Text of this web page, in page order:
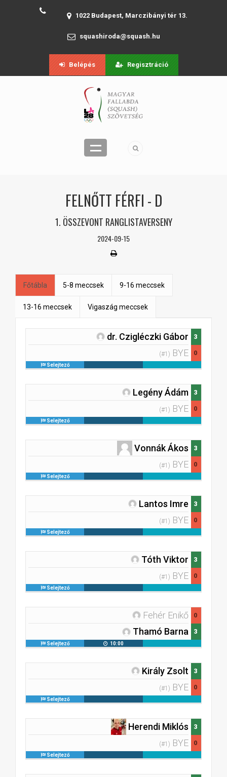
1022 Budapest, Marczibányi tér 13.
squashiroda@squash.hu
Belépés Regisztráció
FELNŐTT FÉRFI - D
1. ÖSSZEVONT RANGLISTAVERSENY
2024-09-15
Főtábla 5-8 meccsek 9-16 meccsek
13-16 meccsek Vigaszág meccsek
dr. Czigléczki Gábor
(#1) BYE
3
0
Selejtező
Legény Ádám
(#1) BYE
3
0
Selejtező
Vonnák Ákos
(#1) BYE
3
0
Selejtező
Lantos Imre
(#1) BYE
3
0
Selejtező
Tóth Viktor
(#1) BYE
3
0
Selejtező
Fehér Enikő
Thamó Barna
0
3
Selejtező 10:00
Király Zsolt
(#1) BYE
3
0
Selejtező
Herendi Miklós
(#1) BYE
3
0
Selejtező